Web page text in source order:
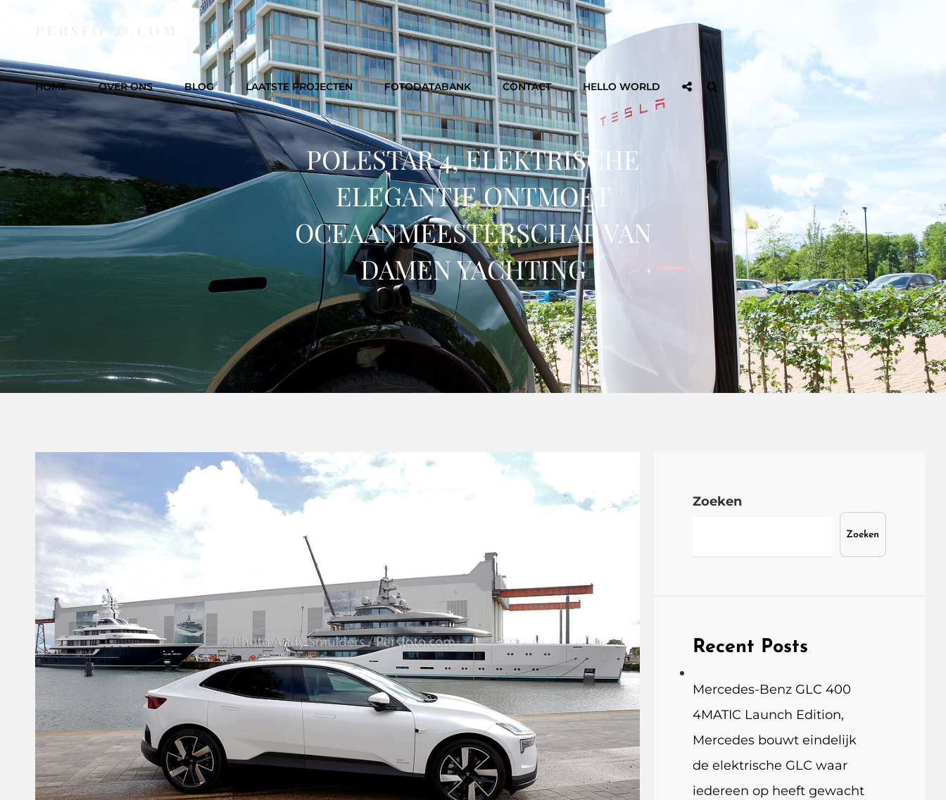
PERSFOTO.COM
Voor Al Uw Fotowerkzaamheden En Opdrachten
HOME OVER ONS BLOG LAATSTE PROJECTEN FOTODATABANK CONTACT HELLO WORLD
Sociaal
Delen
Zoeken
POLESTAR 4, ELEKTRISCHE
ELEGANTIE ONTMOET
OCEAANMEESTERSCHAP VAN
DAMEN YACHTING
Zoeken
Zoeken
Recent Posts
Mercedes-Benz GLC 400
4MATIC Launch Edition,
Mercedes bouwt eindelijk
de elektrische GLC waar
iedereen op heeft gewacht